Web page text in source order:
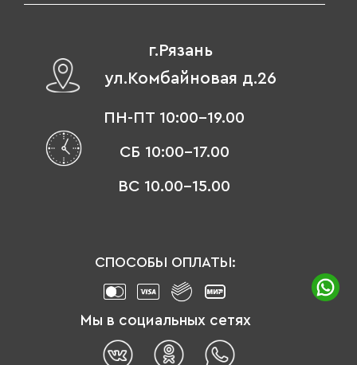
г.Рязань
ул.Комбайновая д.26
ПН-ПТ 10:00-19.00
СБ 10:00-17.00
ВС 10.00-15.00
СПОСОБЫ ОПЛАТЫ:
Мы в социальных сетях